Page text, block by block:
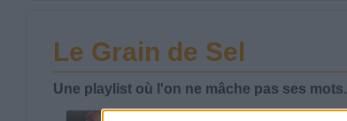
Le Grain de Sel
Une playlist où l'on ne mâche pas ses mots.